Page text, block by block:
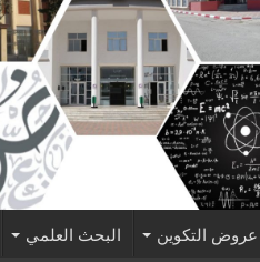
عروض التكوين البحث العلمي